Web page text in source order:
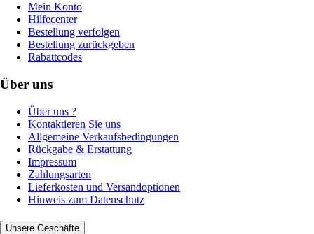
Mein Konto
Hilfecenter
Bestellung verfolgen
Bestellung zurückgeben
Rabattcodes
Über uns
Über uns ?
Kontaktieren Sie uns
Allgemeine Verkaufsbedingungen
Rückgabe & Erstattung
Impressum
Zahlungsarten
Lieferkosten und Versandoptionen
Hinweis zum Datenschutz
Unsere Geschäfte